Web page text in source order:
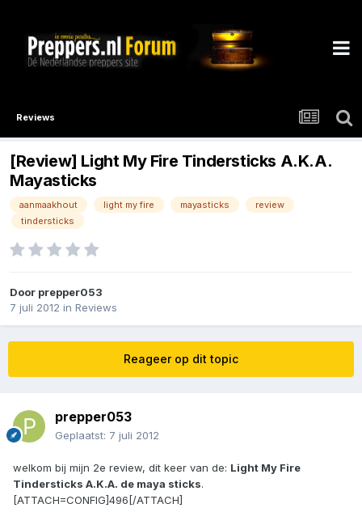
Reviews
[Review] Light My Fire Tindersticks A.K.A.
Mayasticks
aanmaakhout light my fire mayasticks
review
tindersticks
Door prepper053
7 juli 2012 in Reviews
Reageer op dit topic
prepper053
Geplaatst: 7 juli 2012
welkom bij mijn 2e review, dit keer van de: Light My Fire
Tindersticks A.K.A. de maya sticks.
[ATTACH=CONFIG]496[/ATTACH]